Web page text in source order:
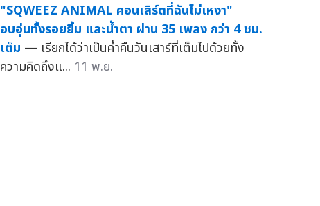
"SQWEEZ ANIMAL คอนเสิร์ตที่ฉันไม่เหงา"
อบอุ่นทั้งรอยยิ้ม และน้ำตา ผ่าน 35 เพลง กว่า 4 ชม.
เต็ม — เรียกได้ว่าเป็นค่ำคืนวันเสาร์ที่เต็มไปด้วยทั้ง
ความคิดถึงแ... 11 พ.ย.